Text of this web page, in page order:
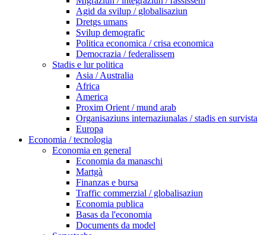
Agid da svilup / globalisaziun
Dretgs umans
Svilup demografic
Politica economica / crisa economica
Democrazia / federalissem
Stadis e lur politica
Asia / Australia
Africa
America
Proxim Orient / mund arab
Organisaziuns internaziunalas / stadis en survista
Europa
Economia / tecnologia
Economia en general
Economia da manaschi
Martgà
Finanzas e bursa
Traffic commerzial / globalisaziun
Economia publica
Basas da l'economia
Documents da model